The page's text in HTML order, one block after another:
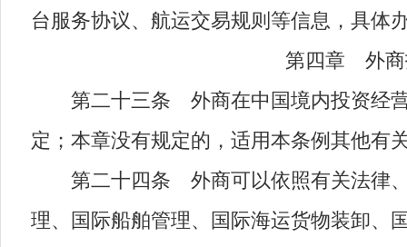
台服务协议、航运交易规则等信息，具体
第四章 外商投
第二十三条 外商在中国境内投资经营
定；本章没有规定的，适用本条例其他有
第二十四条 外商可以依照有关法律、
理、国际船舶管理、国际海运货物装卸、